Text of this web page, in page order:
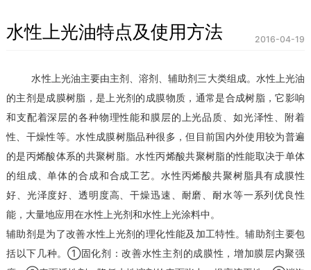
水性上光油特点及使用方法 2016-04-19
水性上光油主要由主剂、溶剂、辅助剂三大类组成。水性上光油
的主剂是成膜树脂，是上光剂的成膜物质，通常是合成树脂，它影响
和支配着深层的各种物理性能和膜层的上光品质、如光泽性、附着
性、干燥性等。水性成膜树脂品种很多，但目前国内外使用较为普遍
的是丙烯酸体系的共聚树脂。水性丙烯酸共聚树脂的性能取决于单体
的组成、单体的合成和合成工艺。水性丙烯酸共聚树脂具有成膜性
好、光泽度好、透明度高、干燥迅速、耐磨、耐水等一系列优良性
能，大量地应用在水性上光剂和水性上光涂料中。
辅助剂是为了改善水性上光剂的理化性能及加工特性。辅助剂主要包
括以下几种。①固化剂：改善水性主剂的成膜性，增加膜层内聚强